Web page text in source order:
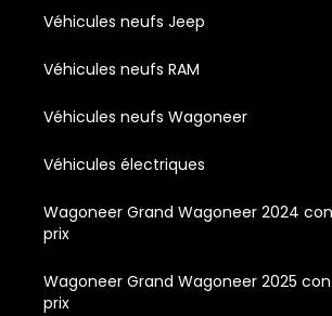
Véhicules neufs Jeep
Véhicules neufs RAM
Véhicules neufs Wagoneer
Véhicules électriques
Wagoneer Grand Wagoneer 2024
prix
Wagoneer Grand Wagoneer 2025
prix